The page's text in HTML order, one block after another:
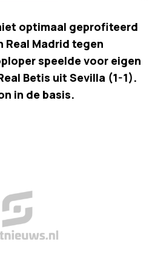
optimaal geprofiteerd
Real Madrid tegen
speelde voor eigen
Betis uit Sevilla (1-1).
in de basis.